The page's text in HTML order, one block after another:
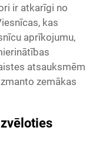
ir atkarīgi no
kas
aprīkojumu,
atsauksmēm
zemākas